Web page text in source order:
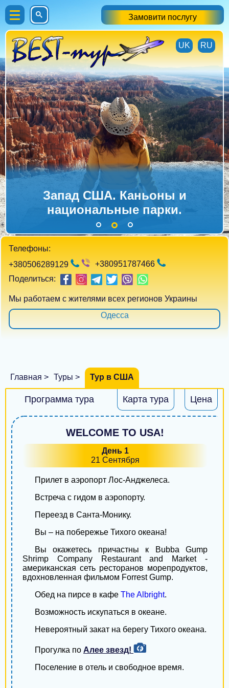
UK RU
Запад США. Каньоны и
национальные парки.
Телефоны:
+380506289129
+380951787466
Поделиться:
Мы работаем с жителями всех регионов Украины
Киев
Днепр
Одесса
Запорожье
Николаев
Винница
Чернигов
Черкассы
Сумы
Каменское
Кропивницкий
Черновцы
Кременчуг
Тернополь
Главная > Туры > Тур в США
Программа тура Карта тура Цена
WELCOME TO USA!
День 1
21 Сентября
Прилет в аэропорт Лос-Анджелеса.
Встреча с гидом в аэропорту.
Переезд в Санта-Монику.
Вы – на побережье Тихого океана!
Вы окажетесь причастны к Bubba Gump
Shrimp Company Restaurant and Market -
американская сеть ресторанов морепродуктов,
вдохновленная фильмом Forrest Gump.
Обед на пирсе в кафе The Albright.
Возможность искупаться в океане.
Невероятный закат на берегу Тихого океана.
Прогулка по Алее звезд!
Поселение в отель и свободное время.
Замовити послугу